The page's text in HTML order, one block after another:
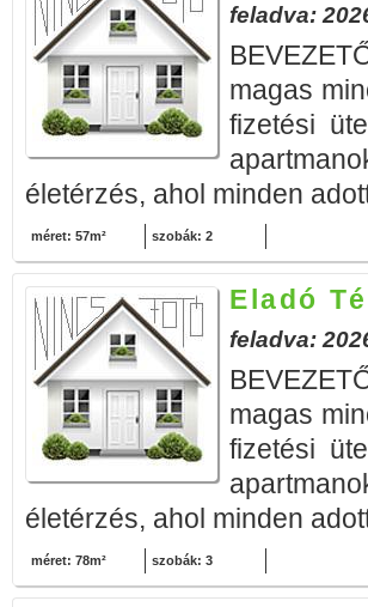
feladva:
magas
fizetési
életérzés, ahol minden
méret: 57m² szobák: 2
Eladó
feladva:
magas
fizetési
életérzés, ahol minden
méret: 78m² szobák: 3